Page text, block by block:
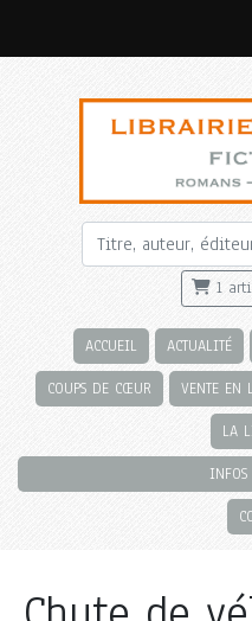
1
ACCUEIL ACTUALITÉ
COUPS DE CŒUR VENTE EN
LA
INFOS